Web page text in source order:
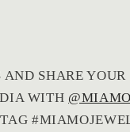
sehr gefreut.
den großartigen
von Herzen
AND SHARE YOUR
WITH